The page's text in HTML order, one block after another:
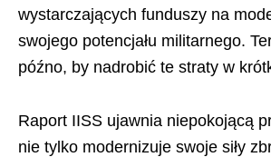
wystarczających funduszy na
swojego potencjału militarnego.
późno, by nadrobić te straty w
Raport IISS ujawnia niepokojącą
nie tylko modernizuje swoje siły